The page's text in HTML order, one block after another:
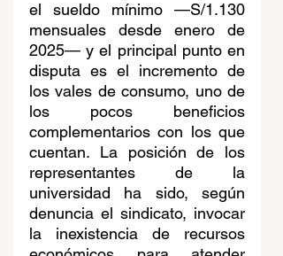
el sueldo mínimo —S/1.130
mensuales desde enero de
2025— y el principal punto en
disputa es el incremento de
los vales de consumo, uno de
los pocos beneficios
complementarios con los que
cuentan. La posición de los
representantes de la
universidad ha sido, según
denuncia el sindicato, invocar
la inexistencia de recursos